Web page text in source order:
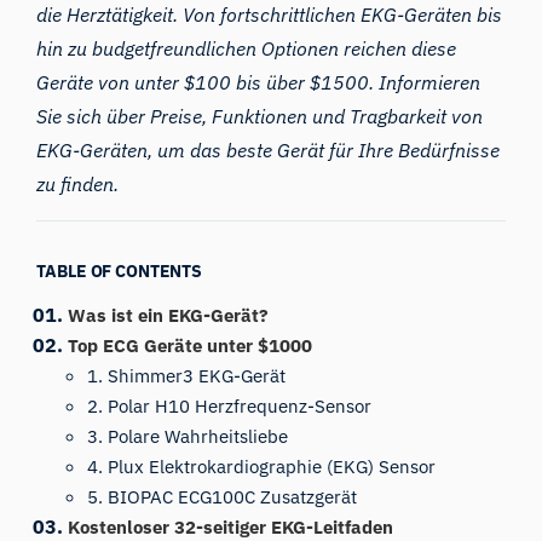
die Herztätigkeit. Von fortschrittlichen EKG-Geräten bis
hin zu budgetfreundlichen Optionen reichen diese
Geräte von unter $100 bis über $1500. Informieren
Sie sich über Preise, Funktionen und Tragbarkeit von
EKG-Geräten, um das beste Gerät für Ihre Bedürfnisse
zu finden.
TABLE OF CONTENTS
Was ist ein EKG-Gerät?
Top ECG Geräte unter $1000
1. Shimmer3 EKG-Gerät
2. Polar H10 Herzfrequenz-Sensor
3. Polare Wahrheitsliebe
4. Plux Elektrokardiographie (EKG) Sensor
5. BIOPAC ECG100C Zusatzgerät
Kostenloser 32-seitiger EKG-Leitfaden